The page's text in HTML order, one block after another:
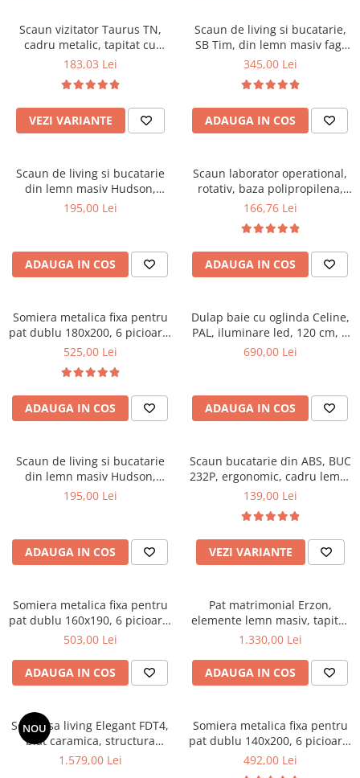
Saltele cu arcuri impachetate
individual
Saltele Memory Pocket
Saltele Memory Foam
Saltele Memory Pocket
Saltele cu plasa arcuri
Saltele cu spuma
Saltele cu spuma poliuretanica
Saltele 140x200
Saltele 180x200
Top saltele
Top saltele 5 cm
Top saltele memory 5 cm
Top saltele MemoHR 6.5 cm
Saltele cu plasa de arcuri
Saltele cu spuma
Paturi
Seturi de pat si saltea
Masute de toaleta
Mobilier living
Scaune pentru living
Comode living
Set mese plus scaune
Scaune ergonomice
Etajere Birou
Birouri
Scaune pentru birou
Scaune pentru vizitatori
Scaune manager
Mobilier bucatarie
Mese bucatarie
Mobila bucatarie
Seturi mese si scaune bucatarie
Mobilier hol
Suporturi si rafturi pantofi
Portmantouri
Seturi mobilier hol
Stender haine
Etajere
Mobilier gradinita
Mese gradinita
Scaune gradinita
Scaune birou
Scaune profesionale
Scaune resigilate
Scaune conferinta
Scaune terasa si outdoor
Scaun vizitator Taurus TN,
cadru metalic, tapitat cu
stofa, stivuibil, 120 kg, negru
183,03 Lei
VEZI VARIANTE
Scaun de living si bucatarie,
SB Tim, din lemn masiv fag,
tapiterie stofa, lacuit, 120 kg,
345,00 Lei
ADAUGA IN COS
Scaun de living si bucatarie
din lemn masiv Hudson,
tapiterie stofa,100 kg,
195,00 Lei
ADAUGA IN COS
Scaun laborator operational,
rotativ, baza polipropilena,
piele ecologica, inaltime
166,76 Lei
ADAUGA IN COS
Somiera metalica fixa pentru
pat dublu 180x200, 6 picioare,
32 lamele lemn fag, benzi
negru
525,00 Lei
ADAUGA IN COS
Dulap baie cu oglinda Celine,
PAL, iluminare led, 120 cm, 3
usi, 3 rafturi, soft close, alb
690,00 Lei
ADAUGA IN COS
Scaun de living si bucatarie
din lemn masiv Hudson,
tapiterie stofa,100 kg,
195,00 Lei
ADAUGA IN COS
Scaun bucatarie din ABS, BUC
232P, ergonomic, cadru lemn,
100 kg
139,00 Lei
VEZI VARIANTE
Somiera metalica fixa pentru
pat dublu 160x190, 6 picioare,
30 lamele lemn fag, benzi
negru
503,00 Lei
ADAUGA IN COS
Pat matrimonial Erzon,
elemente lemn masiv, tapitat
cu stofa, cu somiera,140x200
1.330,00 Lei
ADAUGA IN COS
NOU
Set masa living Elegant FDT4,
blat caramica, structura
metalica, 140x80x75 cm,
1.579,00 Lei
Somiera metalica fixa pentru
pat dublu 140x200, 6 picioare,
32 lamele lemn fag, benzi
492,00 Lei